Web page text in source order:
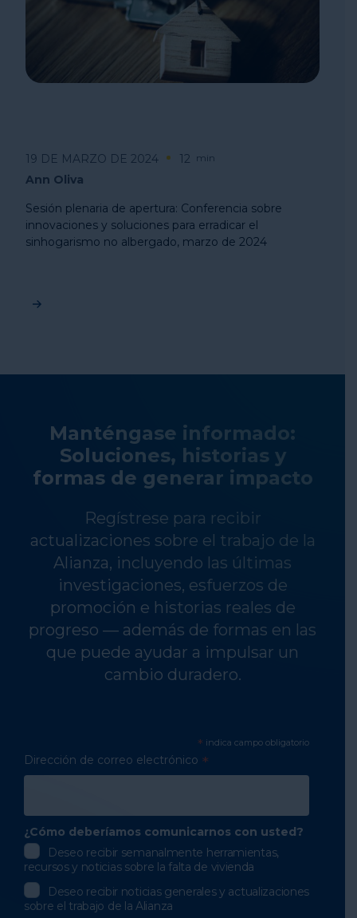
19 DE MARZO DE 2024 12 min
Ann Oliva
Sesión plenaria de apertura: Conferencia sobre
innovaciones y soluciones para erradicar el
sinhogarismo no albergado, marzo de 2024
Manténgase informado:
Soluciones, historias y
formas de generar impacto
Regístrese para recibir
actualizaciones sobre el trabajo de la
Alianza, incluyendo las últimas
investigaciones, esfuerzos de
promoción e historias reales de
progreso — además de formas en las
que puede ayudar a impulsar un
cambio duradero.
* indica campo obligatorio
Dirección de correo electrónico *
¿Cómo deberíamos comunicarnos con usted?
Deseo recibir semanalmente herramientas,
recursos y noticias sobre la falta de vivienda
Deseo recibir noticias generales y actualizaciones
sobre el trabajo de la Alianza